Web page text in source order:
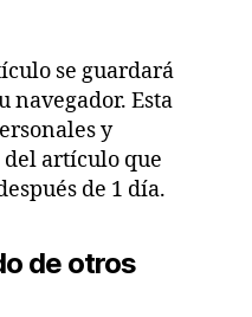
se guardará
navegador. Esta
y
artículo que
de 1 día.
de otros